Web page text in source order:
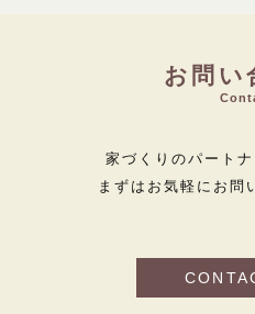
お問い
家づくりのパート
まずはお気軽にお問